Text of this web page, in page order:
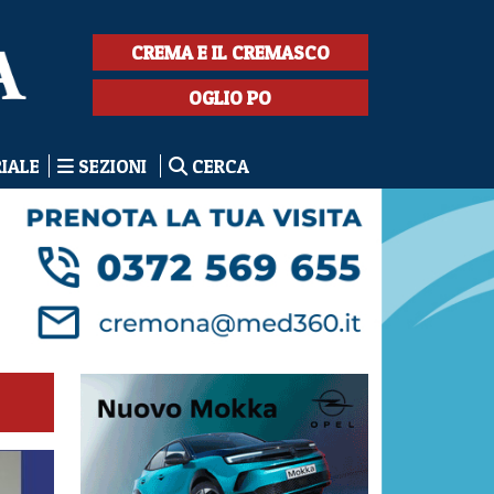
CREMA E IL CREMASCO
OGLIO PO
SEZIONI CERCA